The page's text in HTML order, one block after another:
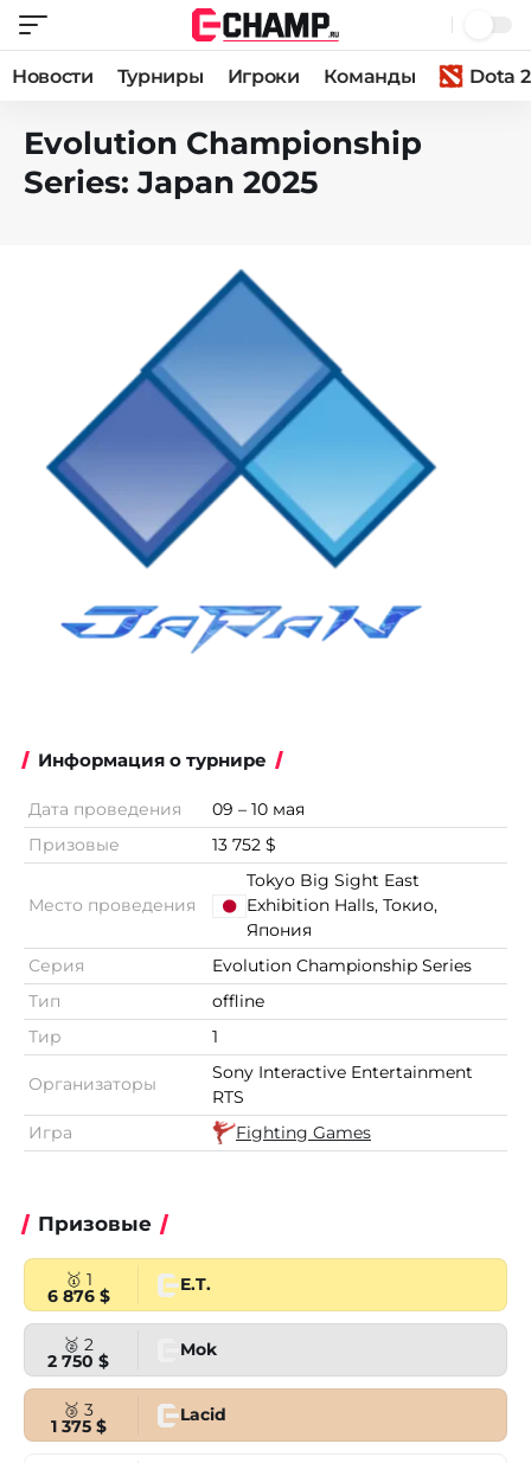
Новости Турниры Игроки Команды Dota 2
Evolution Championship
Series: Japan 2025
Информация о турнире
Дата проведения
09 – 10 мая
Призовые
13 752 $
Место проведения
Tokyo Big Sight East
Exhibition Halls, Токио,
Япония
Серия
Evolution Championship Series
Тип
offline
Тир
1
Организаторы
Sony Interactive Entertainment
RTS
Игра
Fighting Games
Призовые
🥇 1
6 876 $
E.T.
🥈 2
2 750 $
Mok
🥉 3
1 375 $
Lacid